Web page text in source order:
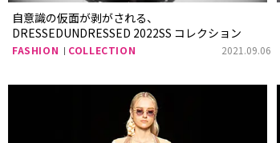
自意識の仮面が剥がされる、
DRESSEDUNDRESSED 2022SS コレクション
FASHION COLLECTION 2021.09.06